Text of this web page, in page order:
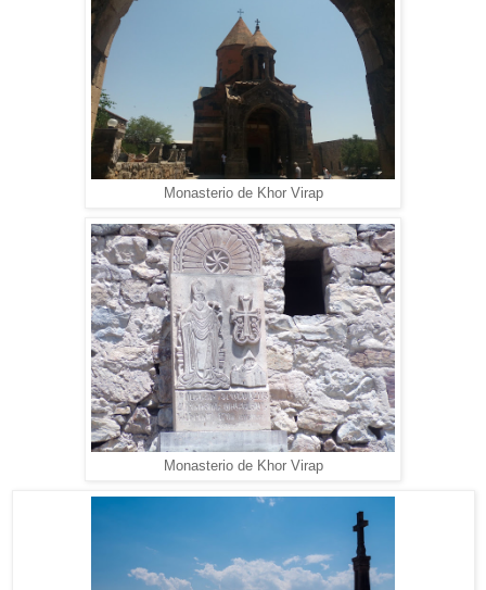
Monasterio de Khor Virap
Monasterio de Khor Virap